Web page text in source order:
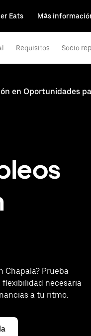
Eats Más
Requisitos Socio
en Oportunidades
Chapala? Prueba
flexibilidad necesaria
a tu ritmo.